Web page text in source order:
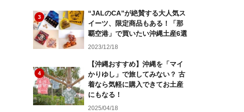
3
“JALのCA”が絶賛する大人気ス
イーツ、限定商品もある！「那
覇空港」で買いたい沖縄土産6選
2023/12/18
4
【沖縄おすすめ】沖縄を「マイ
かりゆし」で旅してみない？ 古
着なら気軽に購入できてお土産
にもなる！
2025/04/18